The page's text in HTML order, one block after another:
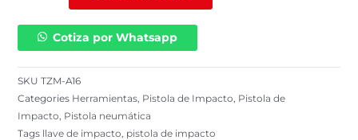
Cotiza por Whatsapp
SKUTZM-A16
Categories Herramientas Pistola de Impacto Pistola de
Impacto Pistola neumática
Tags llave de impacto pistola de impacto